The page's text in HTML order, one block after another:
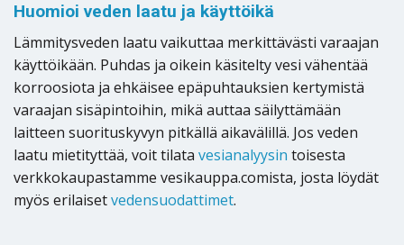
Huomioi veden laatu ja käyttöikä
Lämmitysveden laatu vaikuttaa merkittävästi varaajan
käyttöikään. Puhdas ja oikein käsitelty vesi vähentää
korroosiota ja ehkäisee epäpuhtauksien kertymistä
varaajan sisäpintoihin, mikä auttaa säilyttämään
laitteen suorituskyvyn pitkällä aikavälillä. Jos veden
laatu mietityttää, voit tilata vesianalyysin toisesta
verkkokaupastamme vesikauppa.comista, josta löydät
myös erilaisetvedensuodattimet.